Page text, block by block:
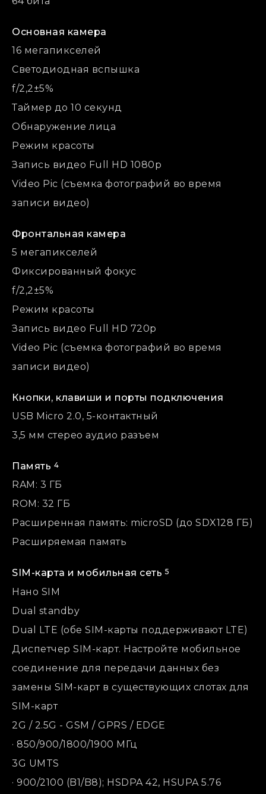
Основная камера
16 мегапикселей
Cветодиодная вспышка
f/2,2±5%
Таймер до 10 секунд
Обнаружение лица
Режим красоты
Запись видео Full HD 1080p
Video Pic (съемка фотографий во время
записи видео)
Фронтальная камера
5 мегапикселей
Фиксированный фокус
f/2,2±5%
Режим красоты
Запись видео Full HD 720p
Video Pic (съемка фотографий во время
записи видео)
Кнопки, клавиши и порты подключения
USB Micro 2.0, 5-контактный
3,5 мм стерео аудио разъем
Память 4
RAM: 3 ГБ
ROM: 32 ГБ
Расширенная память: microSD (до SDX128 ГБ)
Расширяемая память
SIM-карта и мобильная сеть 5
Нано SIM
Dual standby
Dual LTE (обе SIM-карты поддерживают LTE)
Диспетчер SIM-карт. Настройте мобильное
соединение для передачи данных без
замены SIM-карт в существующих слотах для
SIM-карт
2G / 2.5G - GSM / GPRS / EDGE
· 850/900/1800/1900 MГц
3G UMTS
· 900/2100 (B1/B8); HSDPA 42, HSUPA 5.76